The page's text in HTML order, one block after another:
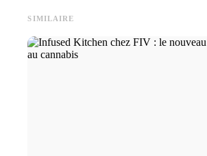
SIMILAIRE